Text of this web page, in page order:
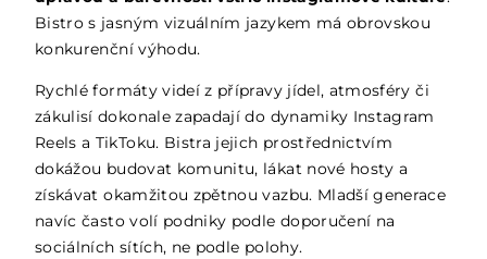
Bistro s jasným vizuálním jazykem má obrovskou
konkurenční výhodu.
Rychlé formáty videí z přípravy jídel, atmosféry či
zákulisí dokonale zapadají do dynamiky Instagram
Reels a TikToku. Bistra jejich prostřednictvím
dokážou budovat komunitu, lákat nové hosty a
získávat okamžitou zpětnou vazbu. Mladší generace
navíc často volí podniky podle doporučení na
sociálních sítích, ne podle polohy.